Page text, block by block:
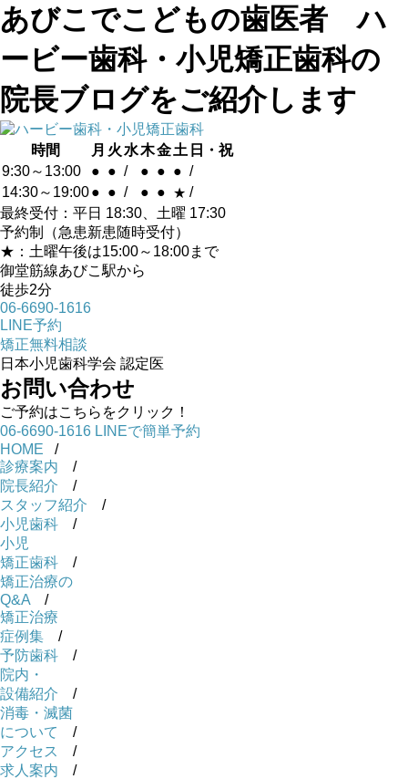
あびこでこどもの歯医者 ハ
ービー歯科・小児矯正歯科の
院長ブログをご紹介します
時間 月 火 水木金土 日・祝
9:30～13:00
● ● / ● ● ● /
14:30～19:00● ● / ● ● ★ /
最終受付：平日 18:30、土曜 17:30
予約制（急患新患随時受付）
★：土曜午後は15:00～18:00まで
御堂筋線あびこ駅から
徒歩2分
06-6690-1616
LINE予約
矯正無料相談
日本小児歯科学会 認定医
お問い合わせ
ご予約はこちらをクリック！
06-6690-1616 LINEで簡単予約
HOME
/
診療案内
/
院長紹介
/
スタッフ紹介
/
小児歯科
/
小児
矯正歯科
/
矯正治療の
Q&A
/
矯正治療
症例集
/
予防歯科
/
院内・
設備紹介
/
消毒・滅菌
について
/
アクセス
/
求人案内
/